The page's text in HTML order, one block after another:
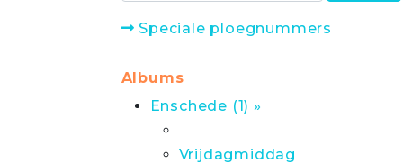
Speciale ploegnummers
Albums
Enschede (1) »
Vrijdagmiddag